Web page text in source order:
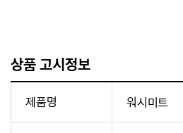
상품 고시정보
제품명 워시미트